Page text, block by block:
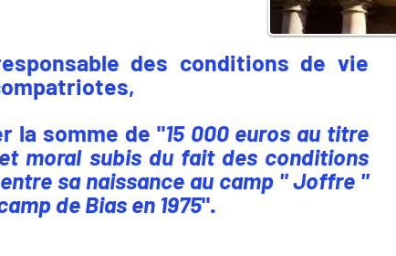
des conditions de vie
la somme de "15 000 euros au titre
moral subis du fait des conditions
sa naissance au camp " Joffre "
de Bias en 1975".